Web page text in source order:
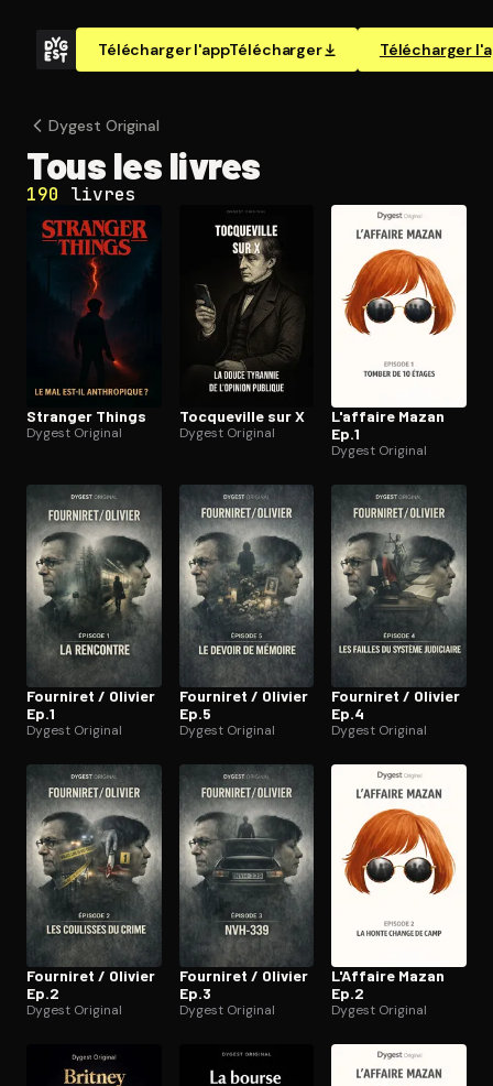
Télécharger l'appTélécharger Télécharger
Ouvre l'app Appareil photo, pointe sur le code. C'est gratuit à
Dygest Original
Tous les livres
190 livres
Stranger Things
Dygest Original
Tocqueville sur X
Dygest Original
L'affaire Mazan
Ep.1
Dygest Original
Fourniret / Olivier
Ep.1
Dygest Original
Fourniret / Olivier
Ep.5
Dygest Original
Fourniret / Olivier
Ep.4
Dygest Original
Fourniret / Olivier
Ep.2
Dygest Original
Fourniret / Olivier
Ep.3
Dygest Original
L'Affaire Mazan
Ep.2
Dygest Original